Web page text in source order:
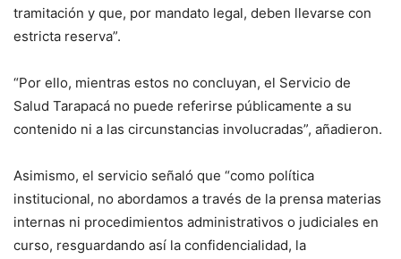
tramitación y que, por mandato legal, deben llevarse con
estricta reserva”.
“Por ello, mientras estos no concluyan, el Servicio de
Salud Tarapacá no puede referirse públicamente a su
contenido ni a las circunstancias involucradas”, añadieron.
Asimismo, el servicio señaló que “como política
institucional, no abordamos a través de la prensa materias
internas ni procedimientos administrativos o judiciales en
curso, resguardando así la confidencialidad, la